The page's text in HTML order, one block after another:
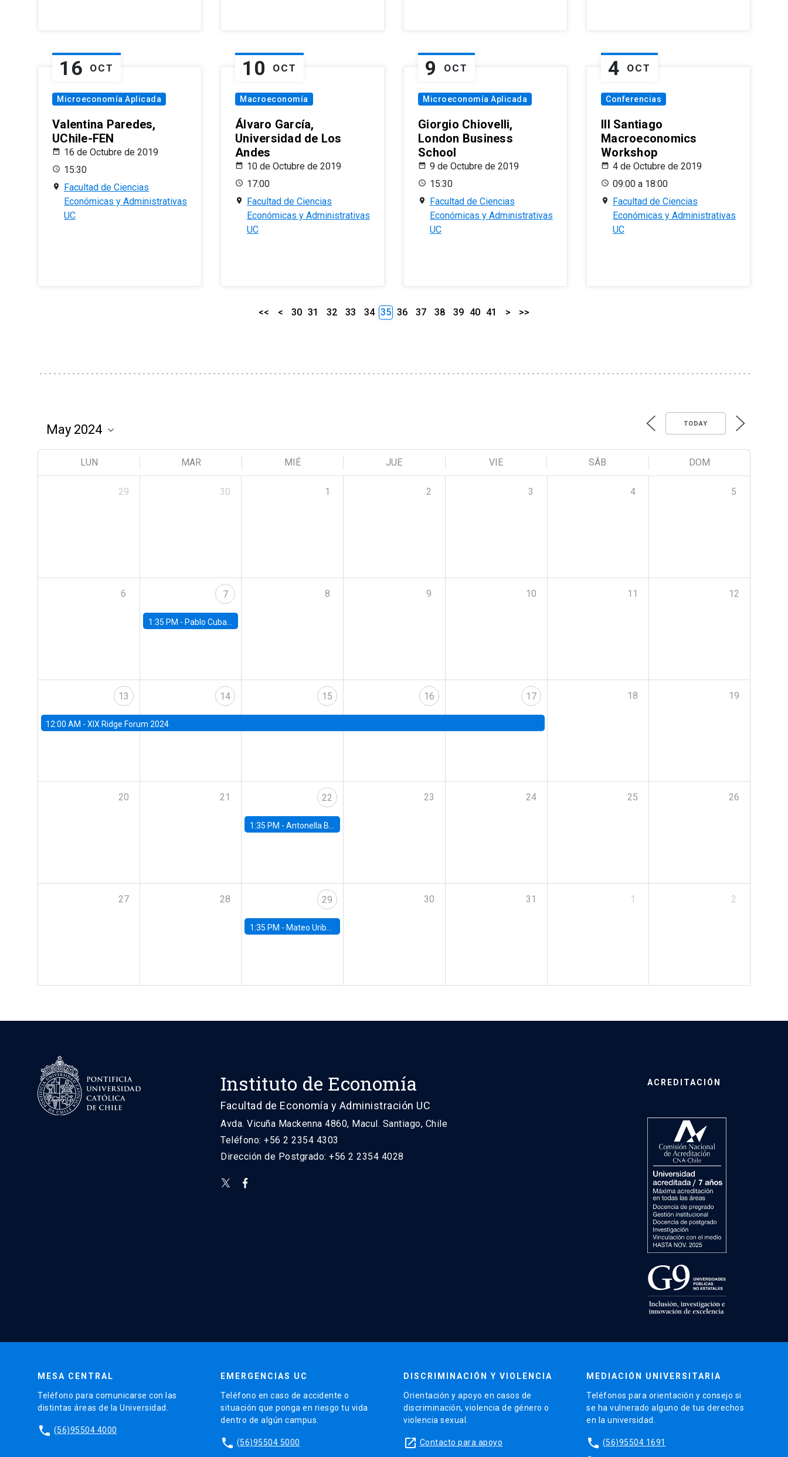
16 OCT
Microeconomía Aplicada
Valentina Paredes,
UChile-FEN
16 de Octubre de 2019
15:30
Facultad de Ciencias
Económicas y Administrativas
UC
10 OCT
Macroeconomía
Álvaro García,
Universidad de Los
Andes
10 de Octubre de 2019
17:00
Facultad de Ciencias
Económicas y Administrativas
UC
9 OCT
Microeconomía Aplicada
Giorgio Chiovelli,
London Business
School
9 de Octubre de 2019
15:30
Facultad de Ciencias
Económicas y Administrativas
UC
4 OCT
Conferencias
III Santiago
Macroeconomics
Workshop
4 de Octubre de 2019
09:00 a 18:00
Facultad de Ciencias
Económicas y Administrativas
UC
<< < 30 31 32 33 34 35 36 37 38 39 40 41 > >>
TODAY
LUN MAR MIÉ JUE VIE SÁB DOM
29 30 1 2 3 4 5
6 7
1:35 PM - Pablo Cuba, FED Board
8 9 10 11 12
13
12:00 AM - XIX Ridge Forum 2024
14 15 16 17 18 19
20 21 22
1:35 PM -Antonella Bancalari, Institute for Fiscal Studies (IFS) and Research Associate at University College London (UCL)
23 24 25 26
27 28 29
1:35 PM - Mateo Uribe-Castro, Universidad de los Andes (Colombia)
30 31 1 2
Instituto de Economía
Facultad de Economía y Administración UC
Avda. Vicuña Mackenna 4860, Macul. Santiago, Chile
Teléfono: +56 2 2354 4303
Dirección de Postgrado: +56 2 2354 4028
ACREDITACIÓN
MESA CENTRAL
Teléfono para comunicarse con las
distintas áreas de la Universidad.
phone (56)95504 4000
EMERGENCIAS UC
Teléfono en caso de accidente o
situación que ponga en riesgo tu vida
dentro de algún campus.
phone (56)95504 5000
DISCRIMINACIÓN Y VIOLENCIA
Orientación y apoyo en casos de
discriminación, violencia de género o
violencia sexual.
launch Contacto para apoyo
MEDIACIÓN UNIVERSITARIA
Teléfonos para orientación y consejo si
se ha vulnerado alguno de tus derechos
en la universidad.
phone (56)95504 1691